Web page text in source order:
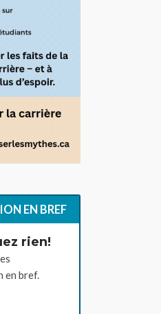
EN BREF
rien!
en bref.